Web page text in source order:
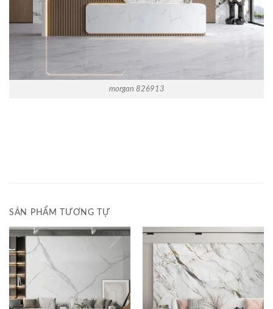
morgan 826913
SẢN PHẨM TƯƠNG TỰ